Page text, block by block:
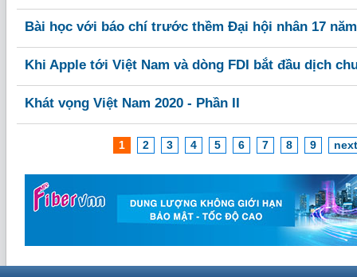
Bài học với báo chí trước thềm Đại hội nhân 17
Khi Apple tới Việt Nam và dòng FDI bắt đầu dịch
Khát vọng Việt Nam 2020 - Phần II
1 2 3 4 5 6 7 8 9